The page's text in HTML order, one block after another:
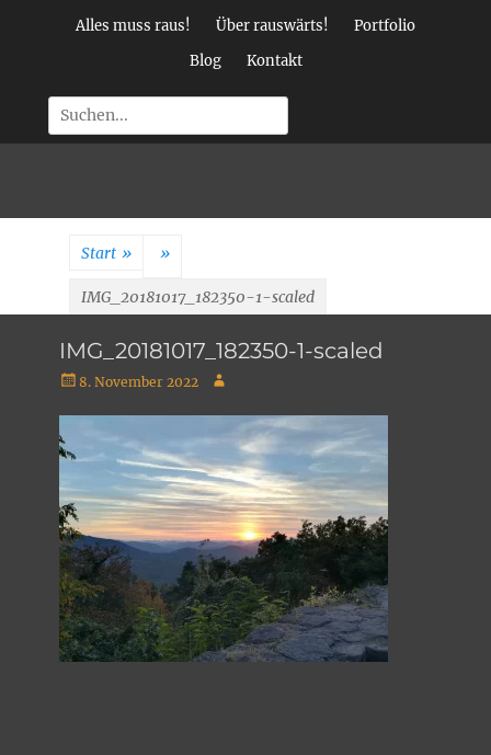
Alles muss raus! Über rauswärts!
Portfolio
Blog
Kontakt
rauswärts!
• Klettern •
Start » »
IMG_20181017_182350-1-scaled
IMG_20181017_182350-1-scaled
Veröffentlicht
8. November 2022 Autor